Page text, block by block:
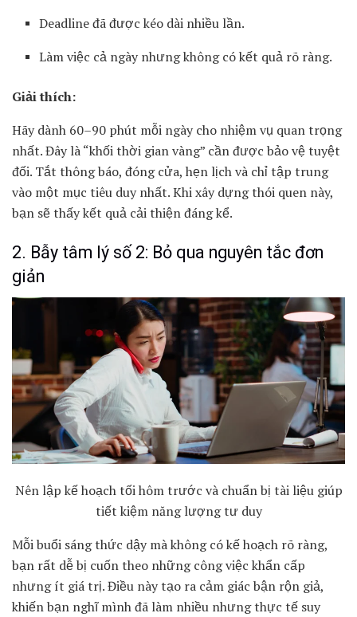
Deadline đã được kéo dài nhiều lần.
Làm việc cả ngày nhưng không có kết quả rõ ràng.
Giải thích:
Hãy dành 60–90 phút mỗi ngày cho nhiệm vụ quan trọng
nhất. Đây là “khối thời gian vàng” cần được bảo vệ tuyệt
đối. Tắt thông báo, đóng cửa, hẹn lịch và chỉ tập trung
vào một mục tiêu duy nhất. Khi xây dựng thói quen này,
bạn sẽ thấy kết quả cải thiện đáng kể.
2. Bẫy tâm lý số 2: Bỏ qua nguyên tắc đơn
giản
Nên lập kế hoạch tối hôm trước và chuẩn bị tài liệu giúp
tiết kiệm năng lượng tư duy
Mỗi buổi sáng thức dậy mà không có kế hoạch rõ ràng,
bạn rất dễ bị cuốn theo những công việc khẩn cấp
nhưng ít giá trị. Điều này tạo ra cảm giác bận rộn giả,
khiến bạn nghĩ mình đã làm nhiều nhưng thực tế suy